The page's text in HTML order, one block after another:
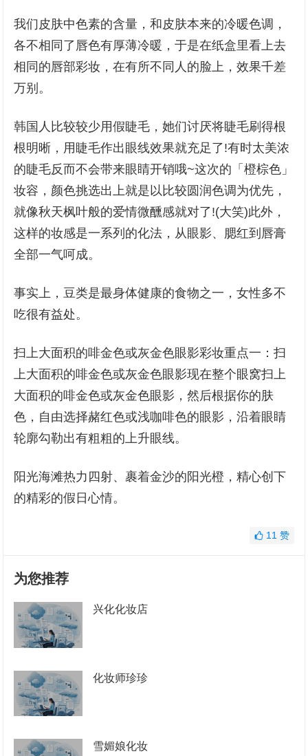
我们皮肤中色素的含量，和皮肤本来的冷暖色调，
各不相同了唇色有厚薄冷暖，于是在纸盒里看上去
相同的唇部彩妆，在有所不同人的脸上，效果千差
万别。
韩国人比较较少用假睫毛，她们讨厌将睫毛刷得根
根明晰，用睫毛作出眼线效果就充足了!有时太美浓
的睫毛反而不会带来眼睛开销哦~这次的「橙棕色」
妆容，颜色挑选出上就是以比较圆润色调为优先，
就像秋天枫叶般的爱情微醺感就对了!(大笑)此外，
这样的妆感是一系列的化法，从眼影、腮红到唇膏
全部一气呵成。
事实上，豆类是最身体健康的食物之一，女性多不
吃很有益处。
扫上大面积的啡金色或灰金色眼影彩妆重点一：扫
上大面积的啡金色或灰金色眼影现在整个眼窝扫上
大面积的啡金色或灰金色眼影，然后根据你的肤
色，自由选择赭红色或浅咖啡色的眼影，沿着眼睛
轮廓勾勒出有粗粗的上升眼线。
阳光海滩热力四射、裹着金沙的阳光橙，精心创下
的精彩的假日心情。
11 赞
为您推荐
兴化化妆店
化妆师珍珍
雪媚娘化妆